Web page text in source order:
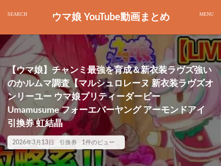
ウマ娘 YouTube動画まとめ
【ウマ娘】チャンミ最強を育成＆新衣装ラヴズ強い
のかルムマ調査【マルシュロレーヌ 新衣装ラヴズオ
ンリーユー ウマ娘プリティーダービー
Umamusume フォーエバーヤング アーモンドアイ
引換券 虹結晶
2026年3月13日 引換券 1件のビュー